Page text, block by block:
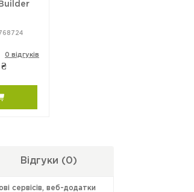
0 відгуків
Відгуки (0)
сервісів, веб-додатки